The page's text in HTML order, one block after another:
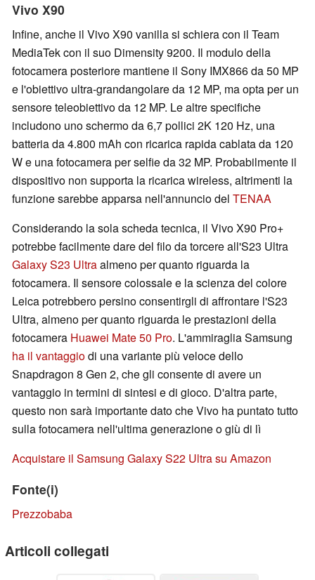
Vivo X90
Infine, anche il Vivo X90 vanilla si schiera con il Team
MediaTek con il suo Dimensity 9200. Il modulo della
fotocamera posteriore mantiene il Sony IMX866 da 50 MP
e l'obiettivo ultra-grandangolare da 12 MP, ma opta per un
sensore teleobiettivo da 12 MP. Le altre specifiche
includono uno schermo da 6,7 pollici 2K 120 Hz, una
batteria da 4.800 mAh con ricarica rapida cablata da 120
W e una fotocamera per selfie da 32 MP. Probabilmente il
dispositivo non supporta la ricarica wireless, altrimenti la
funzione sarebbe apparsa nell'annuncio del TENAA
Considerando la sola scheda tecnica, il Vivo X90 Pro+
potrebbe facilmente dare del filo da torcere all'S23 Ultra
Galaxy S23 Ultraalmeno per quanto riguarda la
fotocamera. Il sensore colossale e la scienza del colore
Leica potrebbero persino consentirgli di affrontare l'S23
Ultra, almeno per quanto riguarda le prestazioni della
fotocamera Huawei Mate 50 Pro. L'ammiraglia Samsung
ha il vantaggiodi una variante più veloce dello
Snapdragon 8 Gen 2, che gli consente di avere un
vantaggio in termini di sintesi e di gioco. D'altra parte,
questo non sarà importante dato che Vivo ha puntato tutto
sulla fotocamera nell'ultima generazione o giù di lì
Acquistare il Samsung Galaxy S22 Ultra su Amazon
Fonte(i)
Prezzobaba
Articoli collegati